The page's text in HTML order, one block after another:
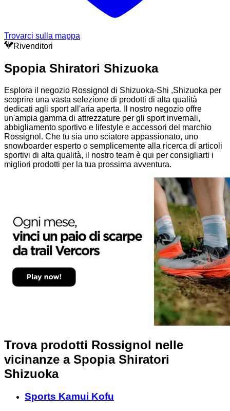
Trovarci sulla mappa
Rivenditori
Spopia Shiratori Shizuoka
Esplora il negozio Rossignol di Shizuoka-Shi ,Shizuoka per
scoprire una vasta selezione di prodotti di alta qualità
dedicati agli sport all'aria aperta. Il nostro negozio offre
un'ampia gamma di attrezzature per gli sport invernali,
abbigliamento sportivo e lifestyle e accessori del marchio
Rossignol. Che tu sia uno sciatore appassionato, uno
snowboarder esperto o semplicemente alla ricerca di articoli
sportivi di alta qualità, il nostro team è qui per consigliarti i
migliori prodotti per la tua prossima avventura.
Trova prodotti Rossignol nelle
vicinanze a Spopia Shiratori
Shizuoka
Sports Kamui Kofu